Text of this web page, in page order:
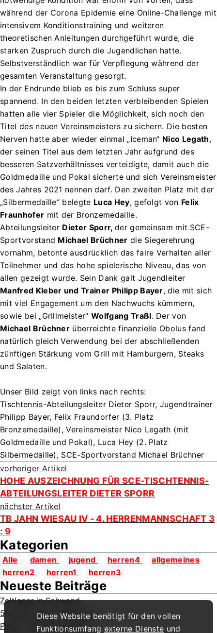
während der Corona Epidemie eine Online-Challenge mit
intensivem Konditionstraining und weiteren
theoretischen Anleitungen durchgeführt wurde, die
starken Zuspruch durch die Jugendlichen hatte.
Selbstverständlich war für Verpflegung während der
gesamten Veranstaltung gesorgt.
In der Endrunde blieb es bis zum Schluss super
spannend. In den beiden letzten verbleibenden Spielen
hatten alle vier Spieler die Möglichkeit, sich noch den
Titel des neuen Vereinsmeisters zu sichern. Die besten
Nerven hatte aber wieder einmal „Iceman“ Nico Legath,
der seinen Titel aus dem letzten Jahr aufgrund des
besseren Satzverhältnisses verteidigte, damit auch die
Goldmedaille und Pokal sicherte und sich Vereinsmeister
des Jahres 2021 nennen darf. Den zweiten Platz mit der
„Silbermedaille“ belegte Luca Hey, gefolgt von Felix
Fraunhofer mit der Bronzemedaille.
Abteilungsleiter Dieter Sporr, der gemeinsam mit SCE-
Sportvorstand Michael Brüchner die Siegerehrung
vornahm, betonte ausdrücklich das faire Verhalten aller
Teilnehmer und das hohe spielerische Niveau, das von
allen gezeigt wurde. Sein Dank galt Jugendleiter
Manfred Kleber und Trainer Philipp Bayer, die mit sich
mit viel Engagement um den Nachwuchs kümmern,
sowie bei „Grillmeister“Wolfgang Traßl. Der von
Michael Brüchner überreichte finanzielle Obolus fand
natürlich gleich Verwendung bei der abschließenden
zünftigen Stärkung vom Grill mit Hamburgern, Steaks
und Salaten.
Unser Bild zeigt von links nach rechts:
Tischtennis-Abteilungsleiter Dieter Sporr, Jugendtrainer
Philipp Bayer, Felix Fraundorfer (3. Platz
Bronzemedaille), Vereinsmeister Nico Legath (mit
Goldmedaille und Pokal), Luca Hey (2. Platz
Silbermedaille), SCE-Sportvorstand Michael Brüchner
vorheriger Artikel
HOHE AUSZEICHNUNG FÜR SCE-TISCHTENNIS-
ABTEILUNGSLEITER DIETER SPORR
nächster Artikel
TB JAHN WIESAU IV - 4. HERRENMANNSCHAFT 3
: 9
Kategorien
Alle damen jugend herren4
allgemeines
herren2
herren1 herren3
Neueste Beiträge
Zeltlager in Schwand
50 Jahre SCE Tischtennis
Platz 2 für Paul Lettner
Diese Website benötigt für den vollen
Funktionsumfang externe Dienste und